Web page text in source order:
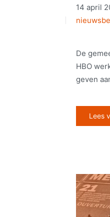
14 april
De
HBO
geven
Lees